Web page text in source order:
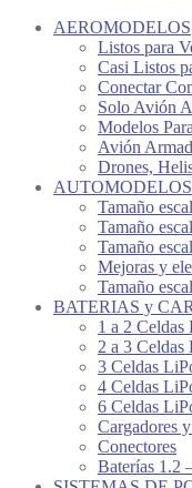
AEROMODELOS
Listos para
Casi Listos
Conectar
Solo Avión
Modelos
Avión
Drones,
AUTOMODELOS
Tamaño
Tamaño
Tamaño
Mejoras y
Tamaño
BATERIAS y
1 a 2
2 a 3 Celdas
3 Celdas
4 Celdas
6 Celdas
Cargadores
Conectores
Baterías 1.2